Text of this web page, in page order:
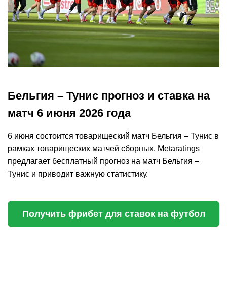
Бельгия – Тунис прогноз и ставка на
матч 6 июня 2026 года
6 июня состоится товарищеский матч Бельгия – Тунис в
рамках товарищеских матчей сборных. Metaratings
предлагает бесплатный прогноз на матч Бельгия –
Тунис и приводит важную статистику.
Получить фрибет для ставок на футбол